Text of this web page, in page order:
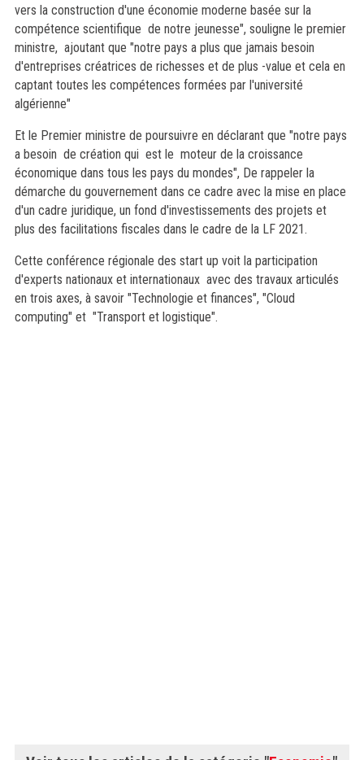
vers la construction d'une économie moderne basée sur la
compétence scientifique de notre jeunesse", souligne le premier
ministre, ajoutant que "notre pays a plus que jamais besoin
d'entreprises créatrices de richesses et de plus -value et cela en
captant toutes les compétences formées par l'université
algérienne"
Et le Premier ministre de poursuivre en déclarant que "notre pays
a besoin de création qui est le moteur de la croissance
économique dans tous les pays du mondes", De rappeler la
démarche du gouvernement dans ce cadre avec la mise en place
d'un cadre juridique, un fond d'investissements des projets et
plus des facilitations fiscales dans le cadre de la LF 2021.
Cette conférence régionale des start up voit la participation
d'experts nationaux et internationaux avec des travaux articulés
en trois axes, à savoir "Technologie et finances", "Cloud
computing" et "Transport et logistique".